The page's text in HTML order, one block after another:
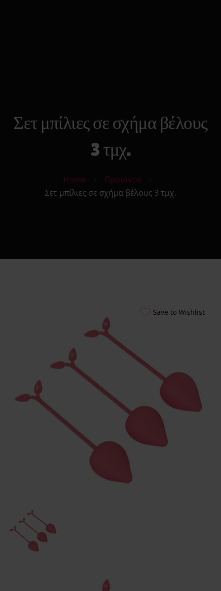
Πρωκτικά Toys
Μόδα
Υγεία & Ομορφιά
Sexy Δώρα
Επικοινωνία
Κατάστημα
για Απόλαυση &
Ασφάλεια
Πωλητές 24 Ώρες –
Λακωνίας 10
Πειραιάς
Ο λογαριασμός
Smart Locker
Aphroditti
Order tracking
Aphroditi
Wishlist
Σετ μπίλιες σε σχήμα βέλους
3 τμχ.
Home
Προϊόντα
Σετ μπίλιες σε σχήμα βέλους 3 τμχ.
Save to Wishlist